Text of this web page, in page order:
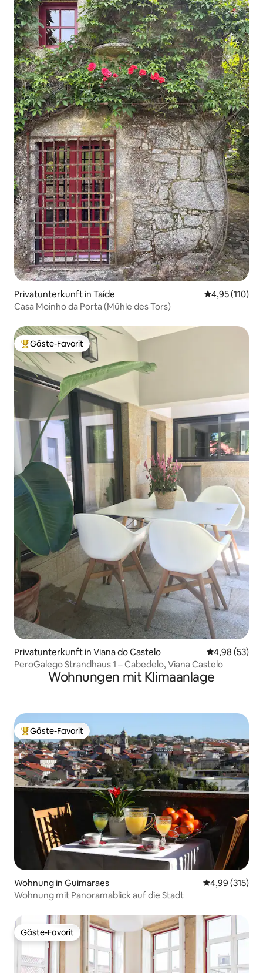
Privatunterkunft in Taíde
4,95 (110)
Casa Moinho da Porta (Mühle des Tors)
Beliebter Gäste-Favorit.
Gäste-Favorit
Privatunterkunft in Viana do Castelo
4,98 (53)
PeroGalego Strandhaus 1 – Cabedelo, Viana Castelo
Wohnungen mit Klimaanlage
Beliebter Gäste-Favorit.
Gäste-Favorit
Wohnung in Guimaraes
4,99 (315)
Wohnung mit Panoramablick auf die Stadt
Gäste-Favorit
Gäste-Favorit